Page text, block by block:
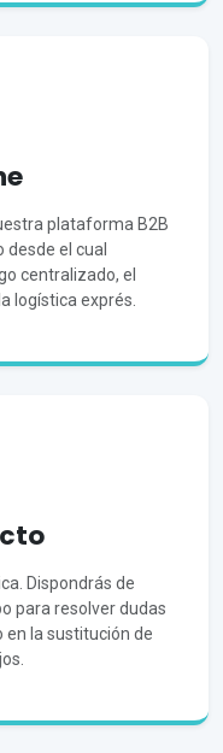
plataforma B2B
el cual
centralizado, el
logística exprés.
Dispondrás de
para resolver dudas
en la sustitución de